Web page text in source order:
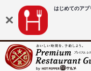
はじめてのア